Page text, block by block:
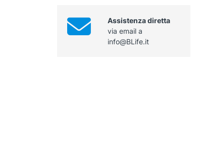
Assistenza diretta
via email a
info@BLife.it